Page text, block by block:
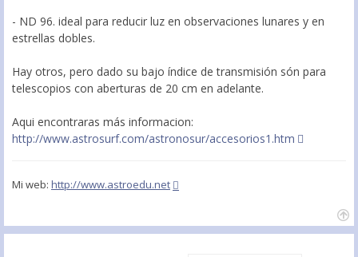
- ND 96. ideal para reducir luz en observaciones lunares y en
estrellas dobles.
Hay otros, pero dado su bajo índice de transmisión són para
telescopios con aberturas de 20 cm en adelante.
Aqui encontraras más informacion:
http://www.astrosurf.com/astronosur/accesorios1.htm
Mi web: http://www.astroedu.net